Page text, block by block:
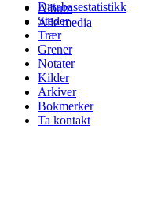
Album
Alle media
Databasestatistikk
Steder
Trær
Grener
Notater
Kilder
Arkiver
Bokmerker
Ta kontakt